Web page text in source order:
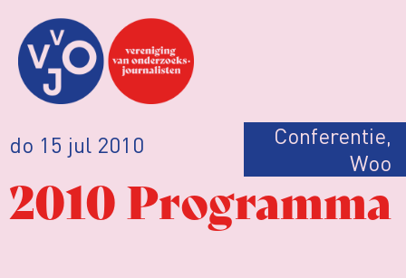
do 15 jul 2010 Conferentie,
Woo
2010 Programma